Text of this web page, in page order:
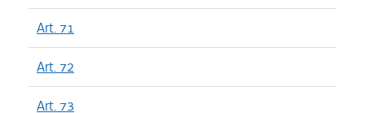
Art. 71
Art. 72
Art. 73